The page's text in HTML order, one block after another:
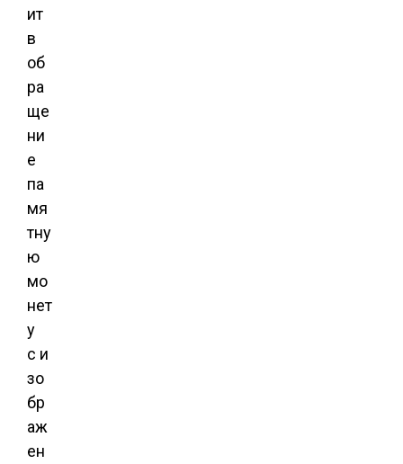
ит
в
об
ра
ще
ни
е
па
мя
тну
ю
мо
нет
у
с и
зо
бр
аж
ен